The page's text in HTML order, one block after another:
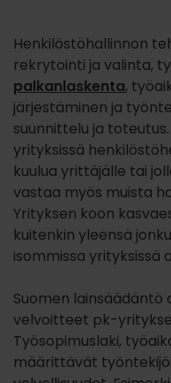
Henkilöstöhallinnon
rekrytointi ja valinta,
palkanlaskenta,
järjestäminen ja
suunnittelu ja
yrityksissä
kuulua yrittäjälle tai
vastaa myös muista
Yrityksen koon
kuitenkin yleensä
isommissa yrityksissä
Suomen
velvoitteet pk-
Työsopimuslaki,
määrittävät